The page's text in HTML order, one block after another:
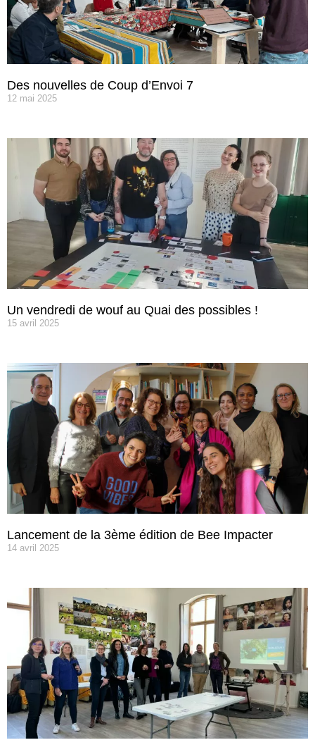
Des nouvelles de Coup d’Envoi 7
12 mai 2025
Un vendredi de wouf au Quai des possibles !
15 avril 2025
Lancement de la 3ème édition de Bee Impacter
14 avril 2025